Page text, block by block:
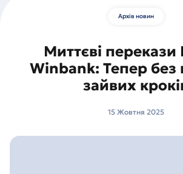
Архів новин
Миттєві перекази
Winbank: Тепер без
зайвих
15 Жовтня 2025